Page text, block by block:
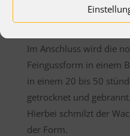
„Wachsbaum“ in einer
unter Vakuum, mit
Im Anschluss wird die
Feingussform in einem
in einem 20 bis 50
getrocknet und gebrannt.
Hierbei schmilzt der
der Form.